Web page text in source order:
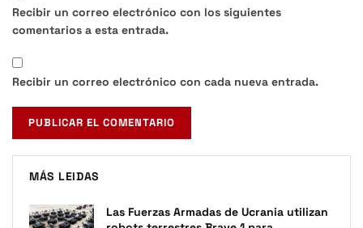
Recibir un correo electrónico con los siguientes
comentarios a esta entrada.
Recibir un correo electrónico con cada nueva entrada.
MÁS LEIDAS
Las Fuerzas Armadas de Ucrania utilizan